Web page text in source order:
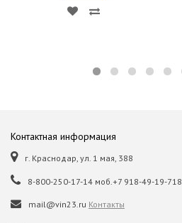
Контактная информация
г. Краснодар, ул. 1 мая, 388
8-800-250-17-14 моб.+7 918-49-19-718
mail@vin23.ru Контакты